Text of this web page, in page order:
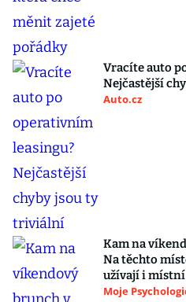
Vracíte auto
Nejčastější
Auto.cz
Kam na
Na těchto
užívají i místní
Moje